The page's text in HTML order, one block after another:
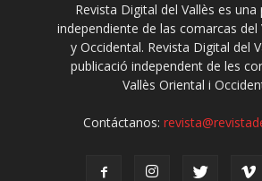
Revista Digital del Vallès es una
independiente de las comarcas del
y Occidental. Revista Digital del
publicació independent de les
Vallès Oriental i
Contáctanos: